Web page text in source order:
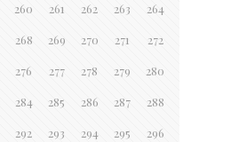
260 261 262 263 264
268 269 270 271 272
276 277 278 279 280
284 285 286 287 288
292 293 294 295 296